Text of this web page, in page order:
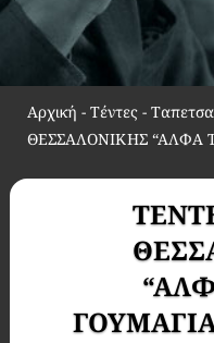
Αρχική - Τέντες -
ΘΕΣΣΑΛΟΝΙΚΗΣ “ΑΛΦΑ